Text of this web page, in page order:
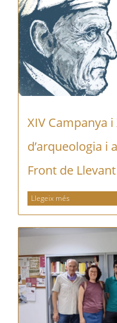
XIV Campanya
d’arqueologia i
Front de Llevant
Llegeix més